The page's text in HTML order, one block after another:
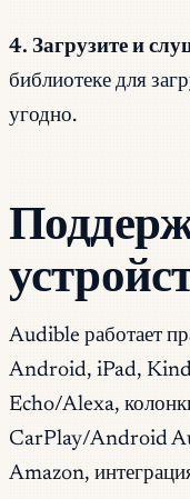
4. Загрузите и
библиотеке для
угодно.
Audible работает
Android, iPad,
Echo/Alexa,
CarPlay/Android
Amazon,